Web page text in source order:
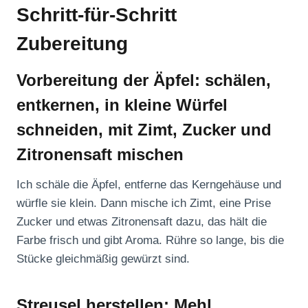
Schritt-für-Schritt
Zubereitung
Vorbereitung der Äpfel: schälen,
entkernen, in kleine Würfel
schneiden, mit Zimt, Zucker und
Zitronensaft mischen
Ich schäle die Äpfel, entferne das Kerngehäuse und
würfle sie klein. Dann mische ich Zimt, eine Prise
Zucker und etwas Zitronensaft dazu, das hält die
Farbe frisch und gibt Aroma. Rühre so lange, bis die
Stücke gleichmäßig gewürzt sind.